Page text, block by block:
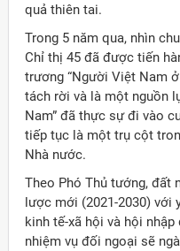
quả thiên tai.
Trong 5 năm qua, nhìn
Chỉ thị 45 đã được tiến
trương “Người Việt Nam
tách rời và là một nguồn
Nam” đã thực sự đi vào
tiếp tục là một trụ cột
Nhà nước.
Theo Phó Thủ tướng, đất
lược mới (2021-2030) với
kinh tế-xã hội và hội
nhiệm vụ đối ngoại sẽ